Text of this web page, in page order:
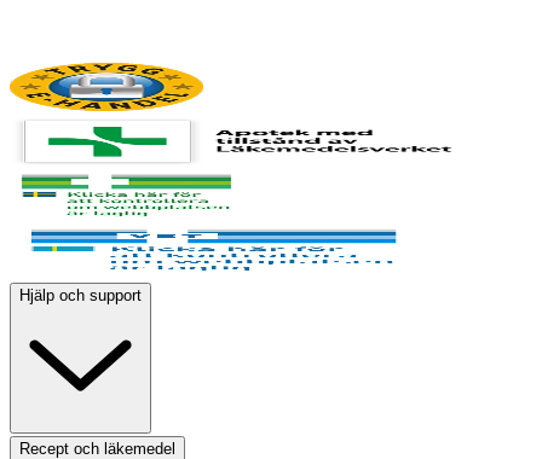
Hjälp och support
Recept och läkemedel